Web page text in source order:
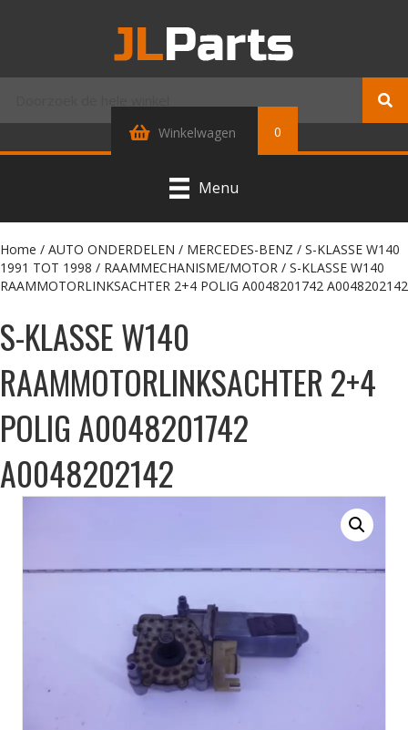
Winkelwagen 0
Menu
Home / AUTO ONDERDELEN / MERCEDES-BENZ / S-KLASSE W140
1991 TOT 1998 / RAAMMECHANISME/MOTOR / S-KLASSE W140
RAAMMOTORLINKSACHTER 2+4 POLIG A0048201742 A0048202142
S-KLASSE W140
RAAMMOTORLINKSACHTER 2+4
POLIG A0048201742
A0048202142